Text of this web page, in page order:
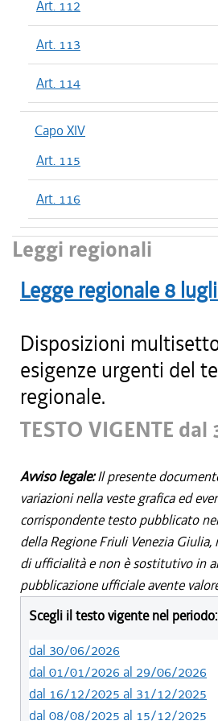
Art. 112
Art. 113
Art. 114
Capo XIV
Art. 115
Art. 116
Leggi regionali
Legge regionale 8
Disposizioni
esigenze urgenti del
regionale.
TESTO VIGENTE
Avviso legale:Il presente
variazioni nella veste grafica ed
corrispondente testo pubblicato
della Regione Friuli Venezia
di ufficialità e non è sostitutivo in
pubblicazione ufficiale avente
Scegli il testo vigente nel periodo:
dal 30/06/2026
dal 01/01/2026 al 29/06/2026
dal 16/12/2025 al 31/12/2025
dal 08/08/2025 al 15/12/2025